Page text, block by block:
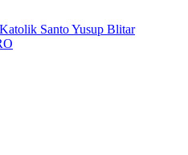
Santo Yusup Blitar